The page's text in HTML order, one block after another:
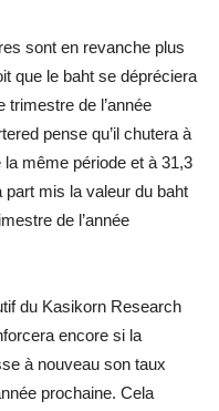
sont en revanche plus
que le baht se dépréciera
trimestre de l’année
pense qu’il chutera à
même période et à 31,3
part mis la valeur du baht
de l’année
du Kasikorn Research
encore si la
à nouveau son taux
prochaine. Cela